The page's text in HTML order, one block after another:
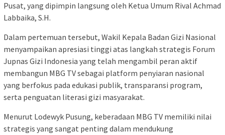
Pusat, yang dipimpin langsung oleh Ketua Umum Rival Achmad
Labbaika, S.H.
Dalam pertemuan tersebut, Wakil Kepala Badan Gizi Nasional
menyampaikan apresiasi tinggi atas langkah strategis Forum
Jupnas Gizi Indonesia yang telah mengambil peran aktif
membangun MBG TV sebagai platform penyiaran nasional
yang berfokus pada edukasi publik, transparansi program,
serta penguatan literasi gizi masyarakat.
Menurut Lodewyk Pusung, keberadaan MBG TV memiliki nilai
strategis yang sangat penting dalam mendukung